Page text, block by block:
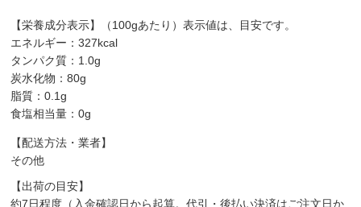
【栄養成分表示】（100gあたり）表示値は、目安です。
エネルギー：327kcal
タンパク質：1.0g
炭水化物：80g
脂質：0.1g
食塩相当量：0g
【配送方法・業者】
その他
【出荷の目安】
約7日程度（入金確認日から起算。代引・後払い決済はご注文日か